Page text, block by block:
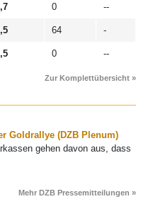
0 --
64 -
0 --
Zur Komplettübersicht »
Goldrallye (DZB Plenum)
gehen davon aus, dass
Mehr DZB Pressemitteilungen »